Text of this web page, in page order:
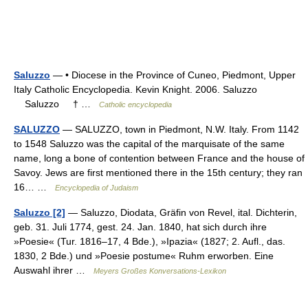
Saluzzo — • Diocese in the Province of Cuneo, Piedmont, Upper
Italy Catholic Encyclopedia. Kevin Knight. 2006. Saluzzo
Saluzzo † …
Catholic encyclopedia
SALUZZO — SALUZZO, town in Piedmont, N.W. Italy. From 1142
to 1548 Saluzzo was the capital of the marquisate of the same
name, long a bone of contention between France and the house of
Savoy. Jews are first mentioned there in the 15th century; they ran
16… …
Encyclopedia of Judaism
Saluzzo [2] — Saluzzo, Diodata, Gräfin von Revel, ital. Dichterin,
geb. 31. Juli 1774, gest. 24. Jan. 1840, hat sich durch ihre
»Poesie« (Tur. 1816–17, 4 Bde.), »Ipazia« (1827; 2. Aufl., das.
1830, 2 Bde.) und »Poesie postume« Ruhm erworben. Eine
Auswahl ihrer …
Meyers Großes Konversations-Lexikon